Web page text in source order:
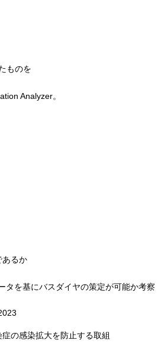
ものを
Analyzer。
あるか
を基にバスダイヤの策定が可能か考察
の感染拡大を防止する取組